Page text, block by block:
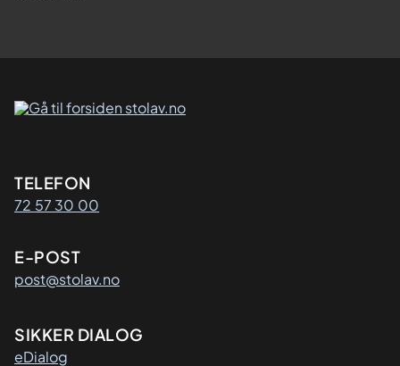
Kontaktinformasjon
TELEFON
72 57 30 00
E-POST
post@stolav.no
SIKKER DIALOG
eDialog